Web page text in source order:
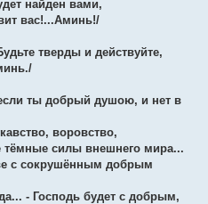
найден вами,
вас!...Аминь!/
тверды и действуйте,
ты добрый душою, и нет в
воровство,
силы внешнего мира...
с сокрушённым добрым
- Господь будет с добрым,